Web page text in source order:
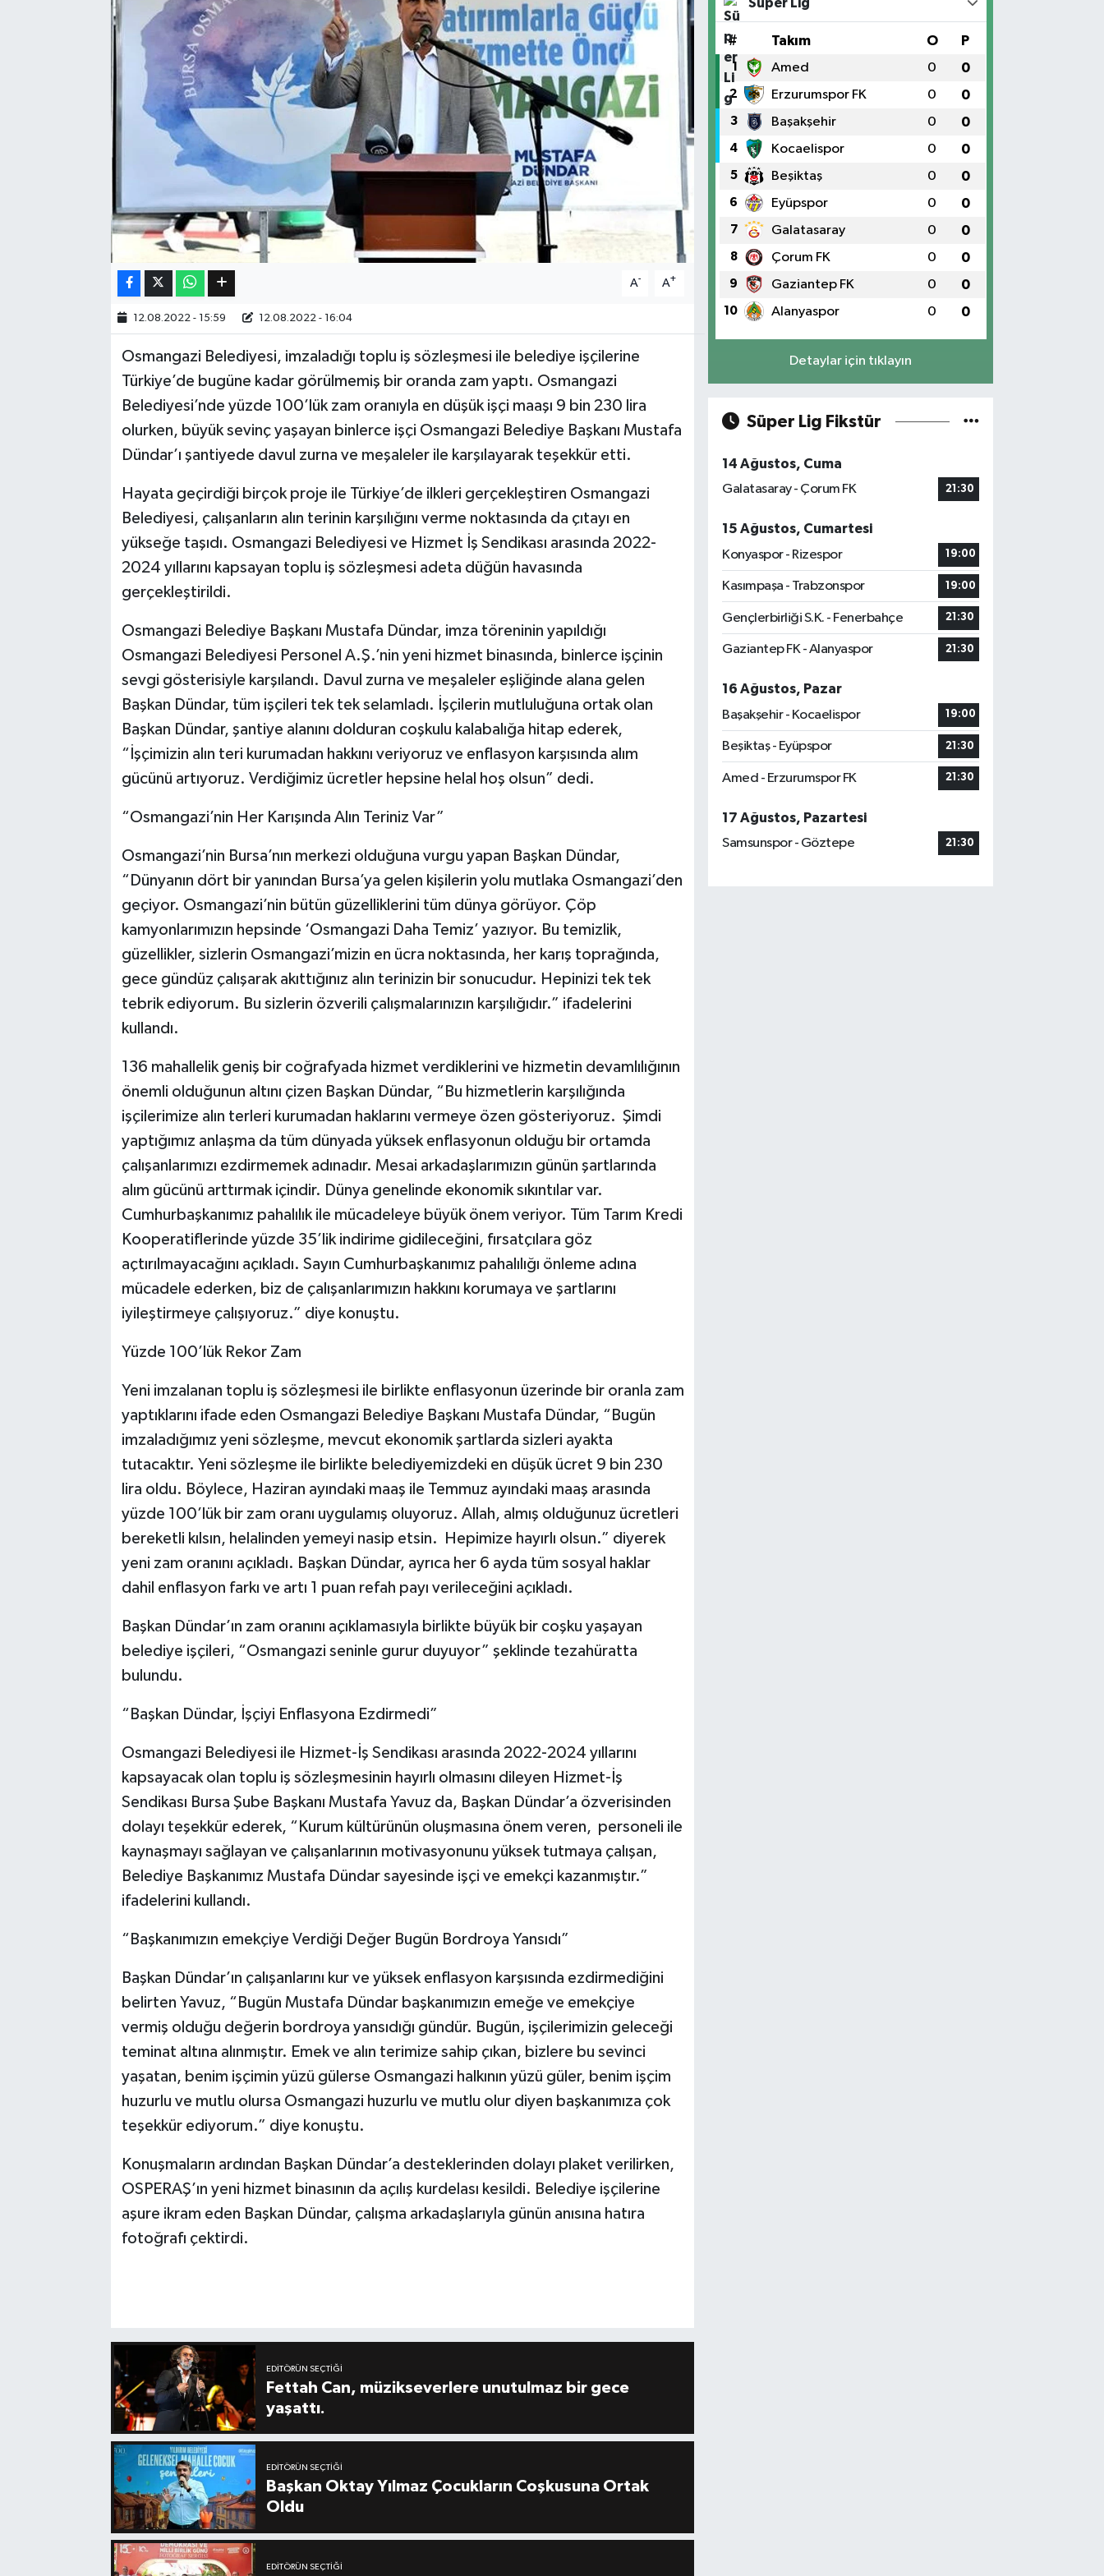
A- A+
12.08.2022 - 15:59 12.08.2022 - 16:04
Osmangazi Belediyesi, imzaladığı toplu iş sözleşmesi ile belediye işçilerine
Türkiye’de bugüne kadar görülmemiş bir oranda zam yaptı. Osmangazi
Belediyesi’nde yüzde 100’lük zam oranıyla en düşük işçi maaşı 9 bin 230 lira
olurken, büyük sevinç yaşayan binlerce işçi Osmangazi Belediye Başkanı Mustafa
Dündar’ı şantiyede davul zurna ve meşaleler ile karşılayarak teşekkür etti.
Hayata geçirdiği birçok proje ile Türkiye’de ilkleri gerçekleştiren Osmangazi
Belediyesi, çalışanların alın terinin karşılığını verme noktasında da çıtayı en
yükseğe taşıdı. Osmangazi Belediyesi ve Hizmet İş Sendikası arasında 2022-
2024 yıllarını kapsayan toplu iş sözleşmesi adeta düğün havasında
gerçekleştirildi.
Osmangazi Belediye Başkanı Mustafa Dündar, imza töreninin yapıldığı
Osmangazi Belediyesi Personel A.Ş.’nin yeni hizmet binasında, binlerce işçinin
sevgi gösterisiyle karşılandı. Davul zurna ve meşaleler eşliğinde alana gelen
Başkan Dündar, tüm işçileri tek tek selamladı. İşçilerin mutluluğuna ortak olan
Başkan Dündar, şantiye alanını dolduran coşkulu kalabalığa hitap ederek,
“İşçimizin alın teri kurumadan hakkını veriyoruz ve enflasyon karşısında alım
gücünü artıyoruz. Verdiğimiz ücretler hepsine helal hoş olsun” dedi.
“Osmangazi’nin Her Karışında Alın Teriniz Var”
Osmangazi’nin Bursa’nın merkezi olduğuna vurgu yapan Başkan Dündar,
“Dünyanın dört bir yanından Bursa’ya gelen kişilerin yolu mutlaka Osmangazi’den
geçiyor. Osmangazi’nin bütün güzelliklerini tüm dünya görüyor. Çöp
kamyonlarımızın hepsinde ‘Osmangazi Daha Temiz’ yazıyor. Bu temizlik,
güzellikler, sizlerin Osmangazi’mizin en ücra noktasında, her karış toprağında,
gece gündüz çalışarak akıttığınız alın terinizin bir sonucudur. Hepinizi tek tek
tebrik ediyorum. Bu sizlerin özverili çalışmalarınızın karşılığıdır.” ifadelerini
kullandı.
136 mahallelik geniş bir coğrafyada hizmet verdiklerini ve hizmetin devamlılığının
önemli olduğunun altını çizen Başkan Dündar, “Bu hizmetlerin karşılığında
işçilerimize alın terleri kurumadan haklarını vermeye özen gösteriyoruz. Şimdi
yaptığımız anlaşma da tüm dünyada yüksek enflasyonun olduğu bir ortamda
çalışanlarımızı ezdirmemek adınadır. Mesai arkadaşlarımızın günün şartlarında
alım gücünü arttırmak içindir. Dünya genelinde ekonomik sıkıntılar var.
Cumhurbaşkanımız pahalılık ile mücadeleye büyük önem veriyor. Tüm Tarım Kredi
Kooperatiflerinde yüzde 35’lik indirime gidileceğini, fırsatçılara göz
açtırılmayacağını açıkladı. Sayın Cumhurbaşkanımız pahalılığı önleme adına
mücadele ederken, biz de çalışanlarımızın hakkını korumaya ve şartlarını
iyileştirmeye çalışıyoruz.” diye konuştu.
Yüzde 100’lük Rekor Zam
Yeni imzalanan toplu iş sözleşmesi ile birlikte enflasyonun üzerinde bir oranla zam
yaptıklarını ifade eden Osmangazi Belediye Başkanı Mustafa Dündar, “Bugün
imzaladığımız yeni sözleşme, mevcut ekonomik şartlarda sizleri ayakta
tutacaktır. Yeni sözleşme ile birlikte belediyemizdeki en düşük ücret 9 bin 230
lira oldu. Böylece, Haziran ayındaki maaş ile Temmuz ayındaki maaş arasında
yüzde 100’lük bir zam oranı uygulamış oluyoruz. Allah, almış olduğunuz ücretleri
bereketli kılsın, helalinden yemeyi nasip etsin. Hepimize hayırlı olsun.” diyerek
yeni zam oranını açıkladı. Başkan Dündar, ayrıca her 6 ayda tüm sosyal haklar
dahil enflasyon farkı ve artı 1 puan refah payı verileceğini açıkladı.
Başkan Dündar’ın zam oranını açıklamasıyla birlikte büyük bir coşku yaşayan
belediye işçileri, “Osmangazi seninle gurur duyuyor” şeklinde tezahüratta
bulundu.
“Başkan Dündar, İşçiyi Enflasyona Ezdirmedi”
Osmangazi Belediyesi ile Hizmet-İş Sendikası arasında 2022-2024 yıllarını
kapsayacak olan toplu iş sözleşmesinin hayırlı olmasını dileyen Hizmet-İş
Sendikası Bursa Şube Başkanı Mustafa Yavuz da, Başkan Dündar’a özverisinden
dolayı teşekkür ederek, “Kurum kültürünün oluşmasına önem veren, personeli ile
kaynaşmayı sağlayan ve çalışanlarının motivasyonunu yüksek tutmaya çalışan,
Belediye Başkanımız Mustafa Dündar sayesinde işçi ve emekçi kazanmıştır.”
ifadelerini kullandı.
“Başkanımızın emekçiye Verdiği Değer Bugün Bordroya Yansıdı”
Başkan Dündar’ın çalışanlarını kur ve yüksek enflasyon karşısında ezdirmediğini
belirten Yavuz, “Bugün Mustafa Dündar başkanımızın emeğe ve emekçiye
vermiş olduğu değerin bordroya yansıdığı gündür. Bugün, işçilerimizin geleceği
teminat altına alınmıştır. Emek ve alın terimize sahip çıkan, bizlere bu sevinci
yaşatan, benim işçimin yüzü gülerse Osmangazi halkının yüzü güler, benim işçim
huzurlu ve mutlu olursa Osmangazi huzurlu ve mutlu olur diyen başkanımıza çok
teşekkür ediyorum.” diye konuştu.
Konuşmaların ardından Başkan Dündar’a desteklerinden dolayı plaket verilirken,
OSPERAŞ’ın yeni hizmet binasının da açılış kurdelası kesildi. Belediye işçilerine
aşure ikram eden Başkan Dündar, çalışma arkadaşlarıyla günün anısına hatıra
fotoğrafı çektirdi.
EDITÖRÜN SEÇTIĞI
Fettah Can, müzikseverlere unutulmaz bir gece
yaşattı.
EDITÖRÜN SEÇTIĞI
Başkan Oktay Yılmaz Çocukların Coşkusuna Ortak
Oldu
EDITÖRÜN SEÇTIĞI
# Takım O P
1 Amed 0 0
2 Erzurumspor FK 0 0
3 Başakşehir 0 0
4 Kocaelispor 0 0
5 Beşiktaş 0 0
6 Eyüpspor 0 0
7 Galatasaray 0 0
8 Çorum FK 0 0
9 Gaziantep FK 0 0
10 Alanyaspor 0 0
Detaylar için tıklayın
Süper Lig Fikstür
14 Ağustos, Cuma
Galatasaray - Çorum FK
21:30
15 Ağustos, Cumartesi
Konyaspor - Rizespor
19:00
Kasımpaşa - Trabzonspor 19:00
Gençlerbirliği S.K. - Fenerbahçe 21:30
Gaziantep FK - Alanyaspor 21:30
16 Ağustos, Pazar
Başakşehir - Kocaelispor
19:00
Beşiktaş - Eyüpspor 21:30
Amed - Erzurumspor FK 21:30
17 Ağustos, Pazartesi
Samsunspor - Göztepe
21:30
Kültür & Sanat
Bilim, Teknoloji